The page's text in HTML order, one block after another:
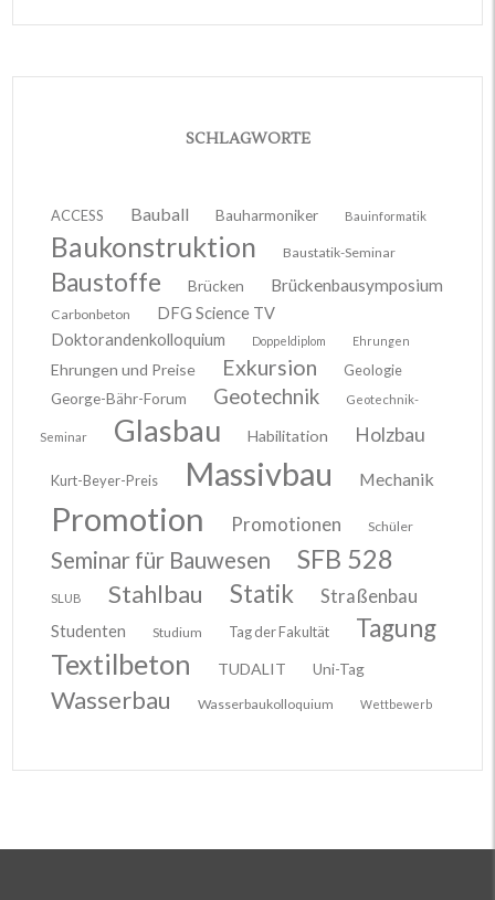
SCHLAGWORTE
ACCESS Bauball Bauharmoniker Bauinformatik
Baukonstruktion Baustatik-Seminar
Baustoffe Brücken Brückenbausymposium
Carbonbeton
DFG Science TV
Doktorandenkolloquium
Doppeldiplom Ehrungen
Ehrungen und Preise Exkursion
Geologie
George-Bähr-Forum
Geotechnik Geotechnik-
Seminar Glasbau Habilitation Holzbau
Kurt-Beyer-Preis Massivbau Mechanik
Promotion Promotionen Schüler
Seminar für Bauwesen SFB 528
SLUB Stahlbau Statik Straßenbau
Studenten Studium Tag der Fakultät Tagung
Textilbeton TUDALIT Uni-Tag
Wasserbau Wasserbaukolloquium Wettbewerb